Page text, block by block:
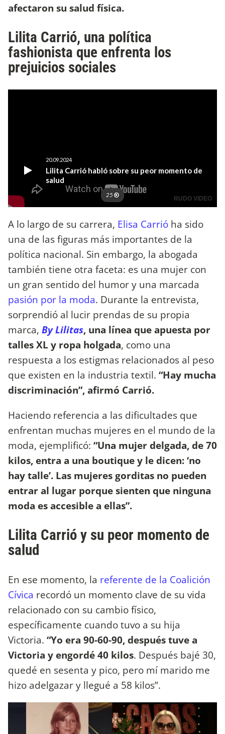
afectaron su salud física.
Lilita Carrió, una política
fashionista que enfrenta los
prejuicios sociales
A lo largo de su carrera, Elisa Carrió ha sido
una de las figuras más importantes de la
política nacional. Sin embargo, la abogada
también tiene otra faceta: es una mujer con
un gran sentido del humor y una marcada
pasión por la moda. Durante la entrevista,
sorprendió al lucir prendas de su propia
marca, By Lilitas, una línea que apuesta por
talles XL y ropa holgada, como una
respuesta a los estigmas relacionados al peso
que existen en la industria textil. “Hay mucha
discriminación”, afirmó Carrió.
Haciendo referencia a las dificultades que
enfrentan muchas mujeres en el mundo de la
moda, ejemplificó: “Una mujer delgada, de 70
kilos, entra a una boutique y le dicen: ‘no
hay talle’. Las mujeres gorditas no pueden
entrar al lugar porque sienten que ninguna
moda es accesible a ellas”.
Lilita Carrió y su peor momento de
salud
En ese momento, la referente de la Coalición
Cívica recordó un momento clave de su vida
relacionado con su cambio físico,
específicamente cuando tuvo a su hija
Victoria. “Yo era 90-60-90, después tuve a
Victoria y engordé 40 kilos. Después bajé 30,
quedé en sesenta y pico, pero mí marido me
hizo adelgazar y llegué a 58 kilos”.